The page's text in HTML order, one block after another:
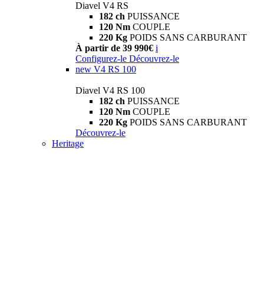
Diavel V4 RS
182 ch PUISSANCE
120 Nm COUPLE
220 Kg POIDS SANS CARBURANT
À partir de 39 990€ i
Configurez-le Découvrez-le
new V4 RS 100
Diavel V4 RS 100
182 ch PUISSANCE
120 Nm COUPLE
220 Kg POIDS SANS CARBURANT
Découvrez-le
Heritage